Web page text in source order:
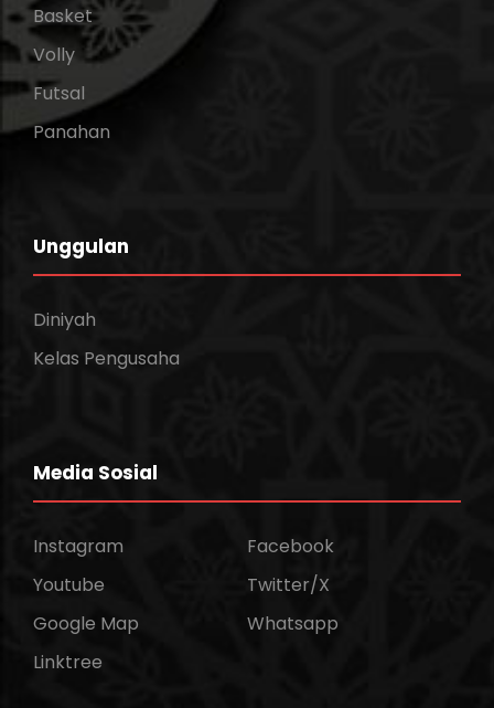
Basket
Volly
Futsal
Panahan
Unggulan
Diniyah
Kelas Pengusaha
Media Sosial
Instagram
Facebook
Youtube
Twitter/X
Google Map
Whatsapp
Linktree